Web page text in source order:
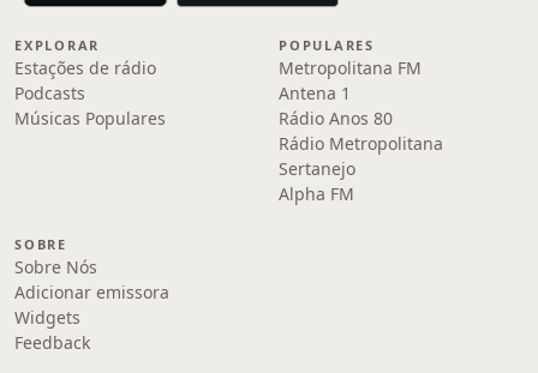
EXPLORAR
Estações de rádio
Podcasts
Músicas Populares
POPULARES
Metropolitana FM
Antena 1
Rádio Anos 80
Rádio Metropolitana
Sertanejo
Alpha FM
SOBRE
Sobre Nós
Adicionar emissora
Widgets
Feedback